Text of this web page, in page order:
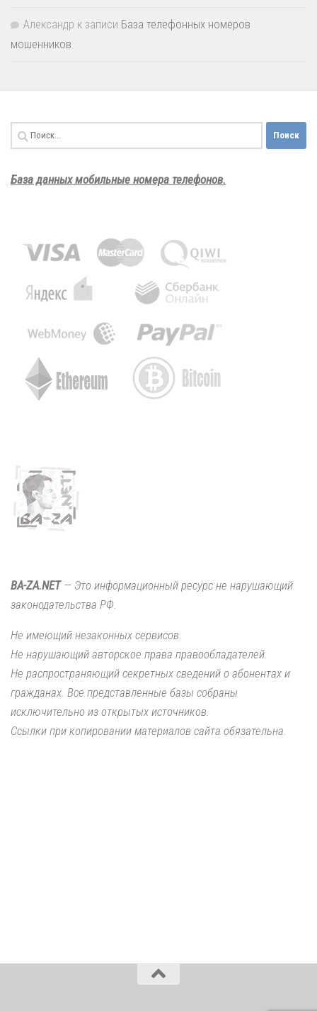
Александр к записи База телефонных номеров
мошенников
Найти:
База данных мобильные номера телефонов.
BA-ZA.NET— Это информационный ресурс не нарушающий
законодательства РФ.
Не имеющий незаконных сервисов.
Не нарушающий авторское права правообладателей.
Не распространяющий секретных сведений о абонентах и
гражданах. Все представленные базы собраны
исключительно из открытых источников.
Ссылки при копировании материалов сайта обязательна.